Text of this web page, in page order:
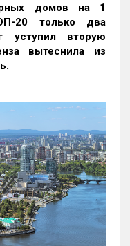
домов на 1
20 только два
уступил вторую
вытеснила из